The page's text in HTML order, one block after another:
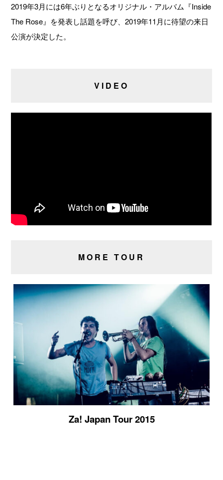
2019年3月には6年ぶりとなるオリジナル・アルバム『Inside
The Rose』を発表し話題を呼び、2019年11月に待望の来日
公演が決定した。
VIDEO
MORE TOUR
Za! Japan Tour 2015